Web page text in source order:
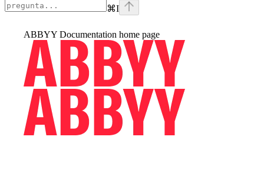
⌘I
ABBYY Documentation home page